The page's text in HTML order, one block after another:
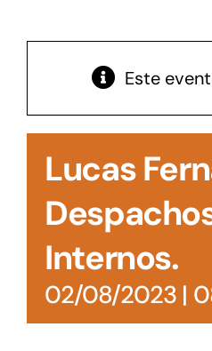
Acesso à Informação
Este
Lucas
Internos.
02/08/2023 |